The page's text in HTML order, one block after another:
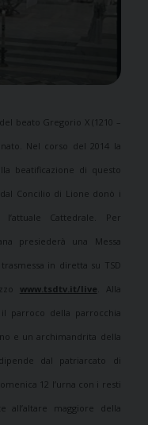
beato Gregorio X (1210 –
Nel corso del 2014 la
beatificazione di questo
Concilio di Lione donò i
Cattedrale. Per
presiederà una Messa
in diretta su TSD
www.tsdtv.it/live . Alla
parroco della parrocchia
e un archimandrita della
dal patriarcato di
12 l’urna con i resti
maggiore della